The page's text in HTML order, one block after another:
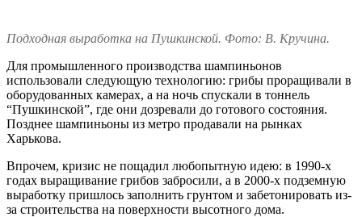
Подходная выработка на Пушкинской. Фото: В. Кручина.
Для промышленного производства шампиньонов
использовали следующую технологию: грибы проращивали в
оборудованных камерах, а на ночь спускали в тоннель
“Пушкинской”, где они дозревали до готового состояния.
Позднее шампиньоны из метро продавали на рынках
Харькова.
Впрочем, кризис не пощадил любопытную идею: в 1990-х
годах выращивание грибов забросили, а в 2000-х подземную
выработку пришлось заполнить грунтом и забетонировать из-
за строительства на поверхности высотного дома.